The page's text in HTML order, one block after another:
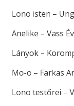
Lono isten –
Anelike – Vass
Lányok –
Mo-o – Farkas
Lono testőrei –